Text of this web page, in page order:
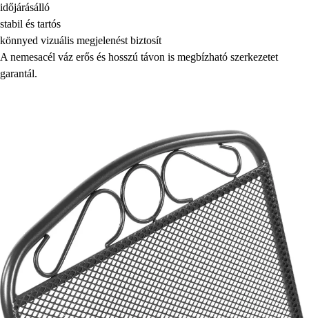
időjárásálló
stabil és tartós
könnyed vizuális megjelenést biztosít
A nemesacél váz erős és hosszú távon is megbízható szerkezetet
garantál.